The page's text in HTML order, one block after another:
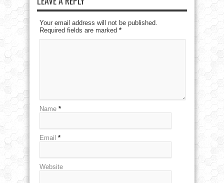
Your email address will not be published.
Required fields are marked *
Name *
Email *
Website